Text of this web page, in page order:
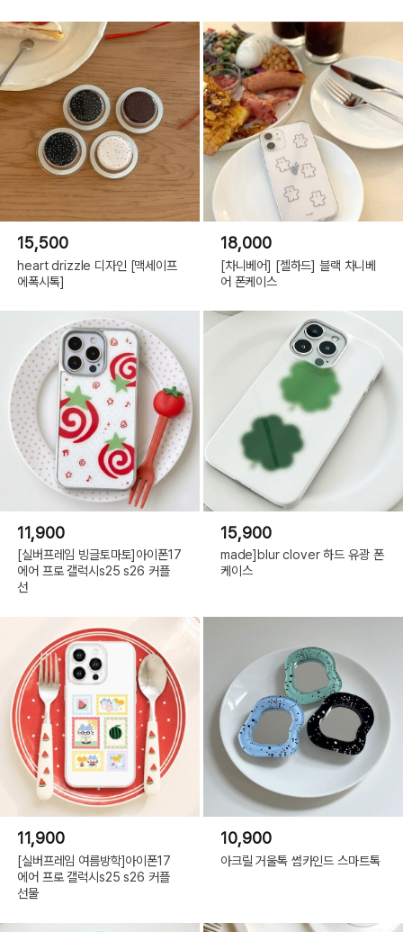
15,500
heart drizzle 디자인 [맥세이프
에폭시톡]
18,000
[차니베어] [젤하드] 블랙 차니베
어 폰케이스
11,900
[실버프레임 빙글토마토]아이폰17
에어 프로 갤럭시s25 s26 커플
선
15,900
made]blur clover 하드 유광 폰
케이스
11,900
[실버프레임 여름방학]아이폰17
에어 프로 갤럭시s25 s26 커플
선물
10,900
아크릴 거울톡 썸카인드 스마트톡